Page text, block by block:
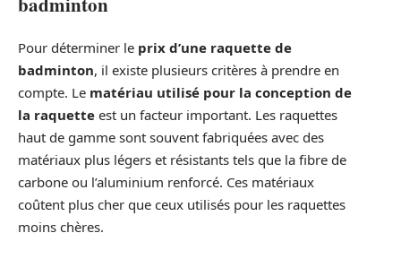
Pour déterminer le prix d’une raquette de
badminton, il existe plusieurs critères à prendre en
compte. Le matériau utilisé pour la conception de
la raquette est un facteur important. Les raquettes
haut de gamme sont souvent fabriquées avec des
matériaux plus légers et résistants tels que la fibre de
carbone ou l’aluminium renforcé. Ces matériaux
coûtent plus cher que ceux utilisés pour les raquettes
moins chères.